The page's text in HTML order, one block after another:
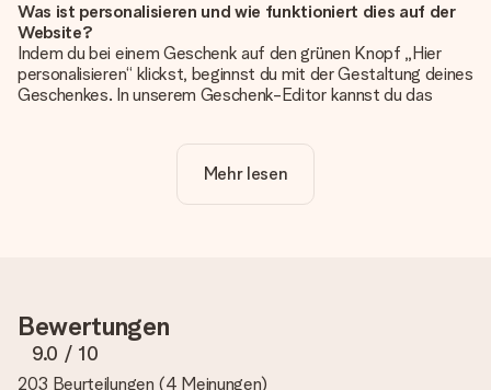
Was ist personalisieren und wie funktioniert dies auf der
Website?
Indem du bei einem Geschenk auf den grünen Knopf „Hier
personalisieren“ klickst, beginnst du mit der Gestaltung deines
Geschenkes. In unserem Geschenk-Editor kannst du das
noch eines unserer angebotenen Designs, um deinem
Geschenk die perfekte Ausstrahlung zu verleihen.
Wir möchten sicherstellen, dass du mit deinem Geschenk
rundum zufrieden bist. Deshalb ist es wichtig, qualitativ
hochwertige Fotos zu verwenden. Wenn du dir nicht sicher
Mehr lesen
Bewertungen
9.0 / 10
203 Beurteilungen (4 Meinungen)